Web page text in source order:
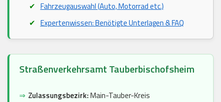
Fahrzeugauswahl (Auto, Motorrad etc.)
Expertenwissen: Benötigte Unterlagen & FAQ
Straßenverkehrsamt Tauberbischofsheim
⇒ Zulassungsbezirk:Main-Tauber-Kreis